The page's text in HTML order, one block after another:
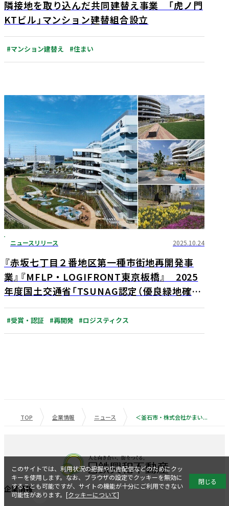
隣接地を取り込んだ共同建替え事業 「虎ノ門
KTビル」マンション建替組合設立
#マンション建替え #住まい
ニュースリリース 2025.10.24
『赤坂七丁目２番地区第一種市街地再開発事
業』『MFLP・LOGIFRONT東京板橋』 2025
年度国土交通省「TSUNAG認定（優良緑地確保
計画認定制度）」でダブル認定 「★★（ダブ
ル・スター）」及び「★（シングル・スター」認
定を取得
#受賞・認証 #再開発 #ロジスティクス
TOP 企業情報 ニュース
企業情報
このサイトでは、利用状況の把握や広告配信などのためにクッ
キーを使用します。なお、ブラウザの設定でクッキーを無効に
することも可能ですが、サイトの機能が十分にご利用できない
可能性があります。[クッキーについて]
閉じる